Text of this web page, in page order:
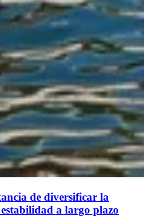
de diversificar la
a largo plazo